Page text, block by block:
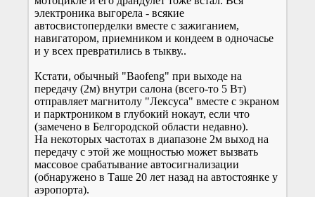
электроника выгорела - всякие
автосвистоперделки вместе с зажиганием,
навигатором, приемником и кондеем в одночасье
и у всех превратились в тыкву..
Кстати, обычный "Baofeng" при выходе на
передачу (2м) внутри салона (всего-то 5 Вт)
отправляет магнитолу "Лексуса" вместе с экраном
и парктроником в глубокий нокаут, если что
(замечено в Белгородской области недавно).
На некоторых частотах в диапазоне 2м выход на
передачу с этой же мощностью может вызвать
массовое срабатывание автосигнализации
(обнаружено в Таше 20 лет назад на автостоянке у
аэропорта).